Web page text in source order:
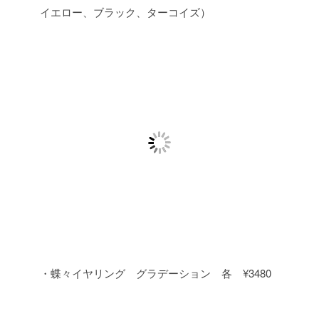
イエロー、ブラック、ターコイズ）
・蝶々イヤリング グラデーション 各 ¥3480